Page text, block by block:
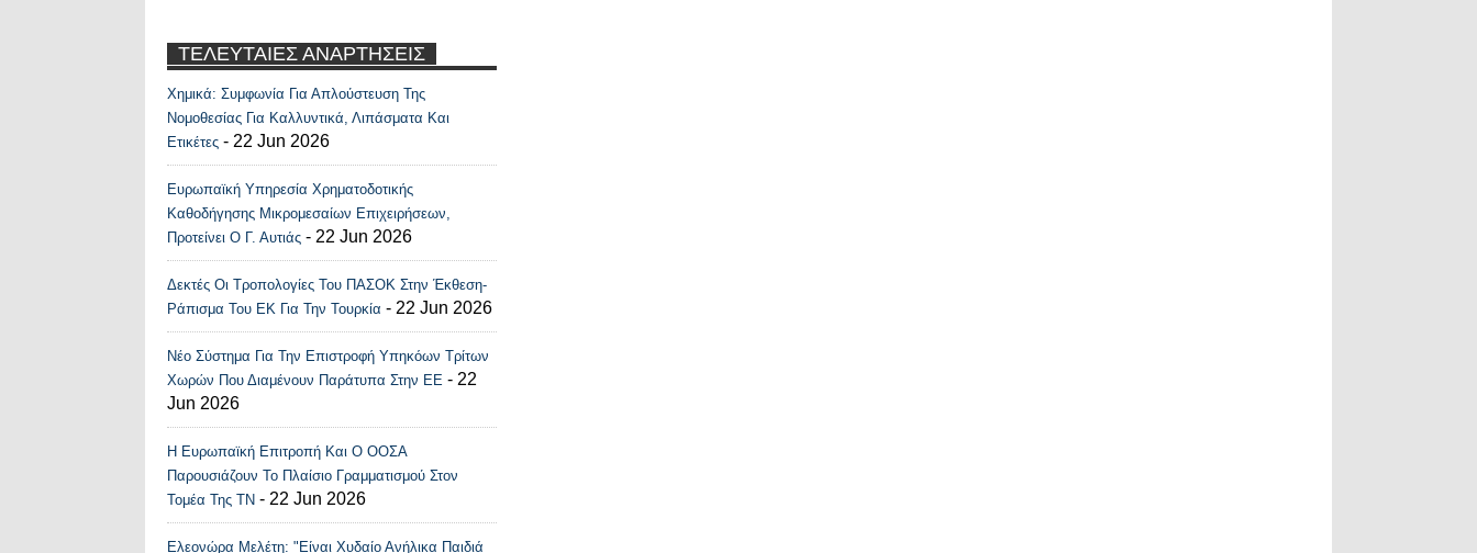
ΤΕΛΕΥΤΑΙΕΣ ΑΝΑΡΤΗΣΕΙΣ
Recent Posts Widget
Χημικά: Συμφωνία Για Απλούστευση Της
Νομοθεσίας Για Καλλυντικά, Λιπάσματα Και
Ετικέτες - 22 Jun 2026
Ευρωπαϊκή Υπηρεσία Χρηματοδοτικής
Καθοδήγησης Μικρομεσαίων Επιχειρήσεων,
Προτείνει Ο Γ. Αυτιάς - 22 Jun 2026
Δεκτές Οι Τροπολογίες Του ΠΑΣΟΚ Στην Έκθεση-
Ράπισμα Του ΕΚ Για Την Τουρκία - 22 Jun 2026
Νέο Σύστημα Για Την Επιστροφή Υπηκόων Τρίτων
Χωρών Που Διαμένουν Παράτυπα Στην ΕΕ - 22
Jun 2026
Η Ευρωπαϊκή Επιτροπή Και Ο ΟΟΣΑ
Παρουσιάζουν Το Πλαίσιο Γραμματισμού Στον
Τομέα Της ΤΝ - 22 Jun 2026
Ελεονώρα Μελέτη: "Είναι Χυδαίο Ανήλικα Παιδιά